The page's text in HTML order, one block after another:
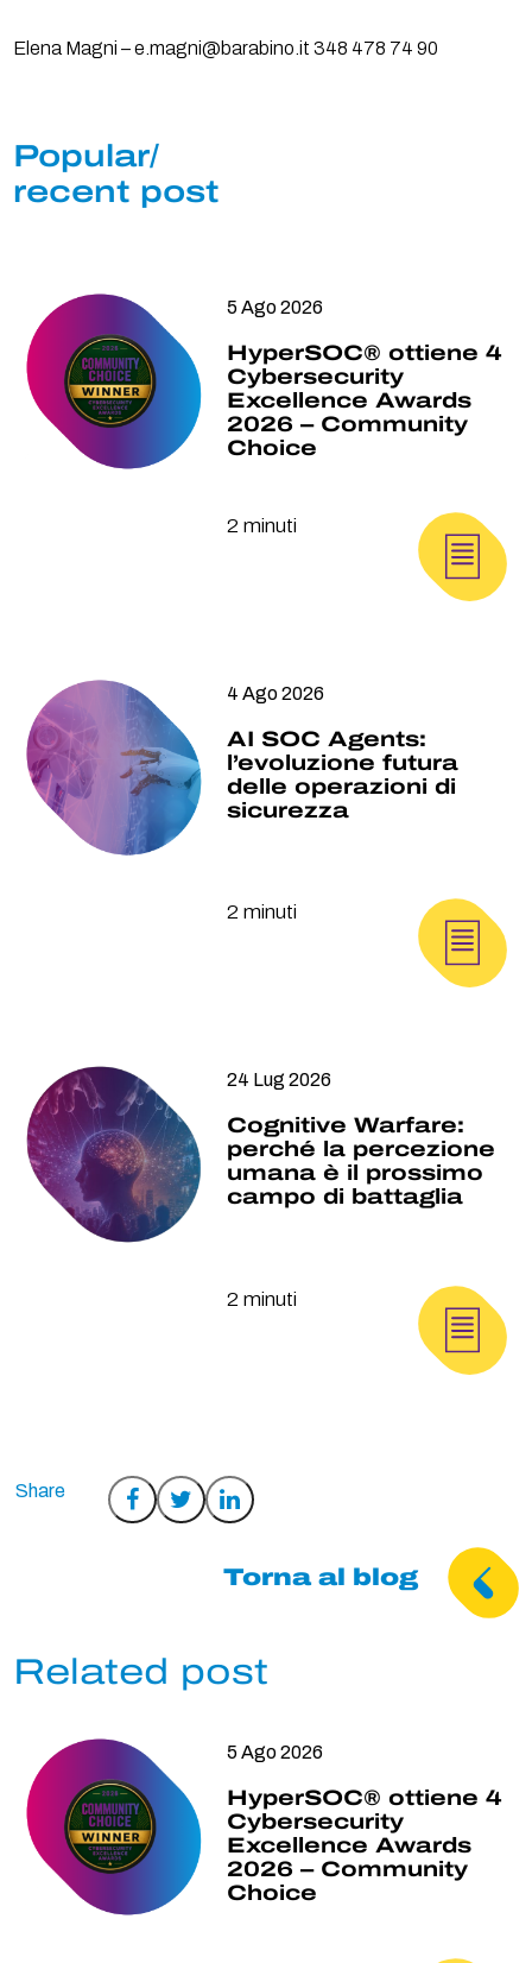
Elena Magni – e.magni@barabino.it 348 478 74 90
Popular/
recent post
5 Ago 2026
HyperSOC® ottiene 4
Cybersecurity
Excellence Awards
2026 – Community
Choice
2 minuti
4 Ago 2026
AI SOC Agents:
l’evoluzione futura
delle operazioni di
sicurezza
2 minuti
24 Lug 2026
Cognitive Warfare:
perché la percezione
umana è il prossimo
campo di battaglia
2 minuti
Condividi
CondividiCondividi
Torna al blog
Related post
5 Ago 2026
HyperSOC® ottiene 4
Cybersecurity
Excellence Awards
2026 – Community
Choice